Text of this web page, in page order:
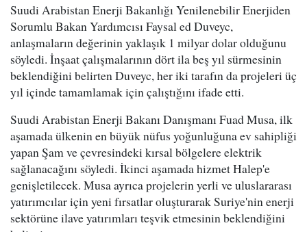
Suudi Arabistan Enerji Bakanlığı Yenilenebilir Enerjiden
Sorumlu Bakan Yardımcısı Faysal ed Duveyc,
anlaşmaların değerinin yaklaşık 1 milyar dolar olduğunu
söyledi. İnşaat çalışmalarının dört ila beş yıl sürmesinin
beklendiğini belirten Duveyc, her iki tarafın da projeleri üç
yıl içinde tamamlamak için çalıştığını ifade etti.
Suudi Arabistan Enerji Bakanı Danışmanı Fuad Musa, ilk
aşamada ülkenin en büyük nüfus yoğunluğuna ev sahipliği
yapan Şam ve çevresindeki kırsal bölgelere elektrik
sağlanacağını söyledi. İkinci aşamada hizmet Halep'e
genişletilecek. Musa ayrıca projelerin yerli ve uluslararası
yatırımcılar için yeni fırsatlar oluşturarak Suriye'nin enerji
sektörüne ilave yatırımları teşvik etmesinin beklendiğini